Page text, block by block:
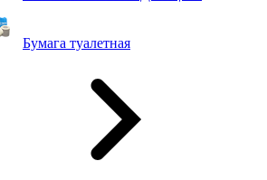
Бумага туалетная